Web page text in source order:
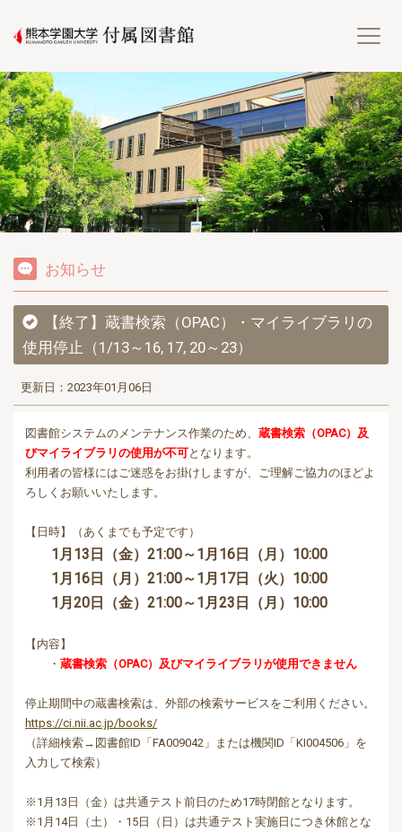
熊
お知らせ
【終了】蔵書検索（OPAC）・マイライブラリの
使用停止（1/13～16, 17, 20～23）
更新日：2023年01月06日
図書館システムのメンテナンス作業のため、 蔵書検索（OPAC）及
びマイライブラリの使用が不可となります。
利用者の皆様にはご迷惑をお掛けしますが、ご理解ご協力のほどよ
ろしくお願いいたします。
【日時】（あくまでも予定です）
1月13日（金）21:00～1月16日（月）10:00
1月16日（月）21:00～1月17日（火）10:00
1月20日（金）21:00～1月23日（月）10:00
【内容】
・ 蔵書検索（OPAC）及びマイライブラリが使用できません
停止期間中の蔵書検索は、外部の検索サービスをご利用ください。
https://ci.nii.ac.jp/books/
（詳細検索→図書館ID「FA009042」または機関ID「KI004506」を
入力して検索）
※1月13日（金）は共通テスト前日のため17時閉館となります。
※1月14日（土）・15日（日）は共通テスト実施日につき休館とな